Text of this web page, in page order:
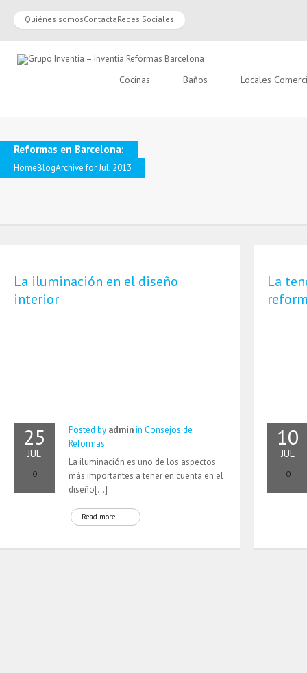
Quiénes somosContactaRedes Sociales
Cocinas Baños Locales
Reformas en Barcelona:
HomeBlogArchive for Jul, 2013
La iluminación en el diseño
interior
25
JUL
0
Posted by adminin Consejos de
Reformas
La iluminación es uno de los aspectos
más importantes a tener en cuenta en el
diseño[…]
Read more
La
10
JUL
0